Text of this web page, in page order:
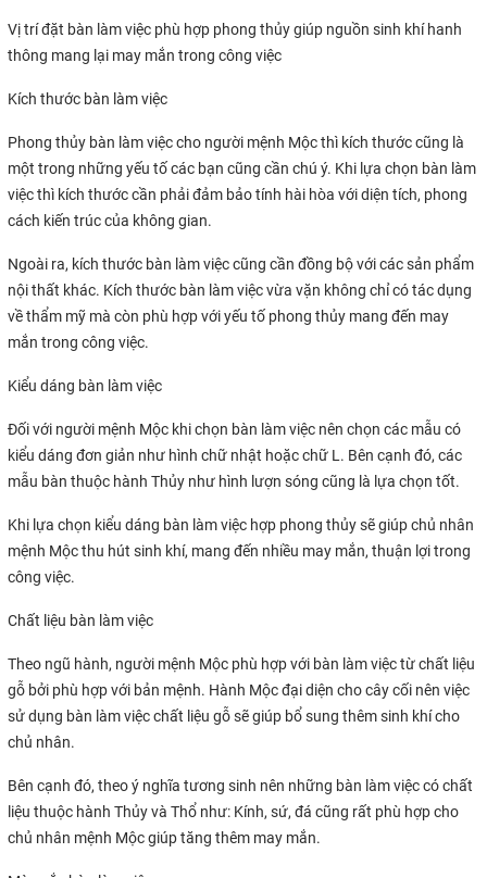
Vị trí đặt bàn làm việc phù hợp phong thủy giúp nguồn sinh khí hanh
thông mang lại may mắn trong công việc
Kích thước bàn làm việc
Phong thủy bàn làm việc cho người mệnh Mộc thì kích thước cũng là
một trong những yếu tố các bạn cũng cần chú ý. Khi lựa chọn bàn làm
việc thì kích thước cần phải đảm bảo tính hài hòa với diện tích, phong
cách kiến trúc của không gian.
Ngoài ra, kích thước bàn làm việc cũng cần đồng bộ với các sản phẩm
nội thất khác. Kích thước bàn làm việc vừa vặn không chỉ có tác dụng
về thẩm mỹ mà còn phù hợp với yếu tố phong thủy mang đến may
mắn trong công việc.
Kiểu dáng bàn làm việc
Đối với người mệnh Mộc khi chọn bàn làm việc nên chọn các mẫu có
kiểu dáng đơn giản như hình chữ nhật hoặc chữ L. Bên cạnh đó, các
mẫu bàn thuộc hành Thủy như hình lượn sóng cũng là lựa chọn tốt.
Khi lựa chọn kiểu dáng bàn làm việc hợp phong thủy sẽ giúp chủ nhân
mệnh Mộc thu hút sinh khí, mang đến nhiều may mắn, thuận lợi trong
công việc.
Chất liệu bàn làm việc
Theo ngũ hành, người mệnh Mộc phù hợp với bàn làm việc từ chất liệu
gỗ bởi phù hợp với bản mệnh. Hành Mộc đại diện cho cây cối nên việc
sử dụng bàn làm việc chất liệu gỗ sẽ giúp bổ sung thêm sinh khí cho
chủ nhân.
Bên cạnh đó, theo ý nghĩa tương sinh nên những bàn làm việc có chất
liệu thuộc hành Thủy và Thổ như: Kính, sứ, đá cũng rất phù hợp cho
chủ nhân mệnh Mộc giúp tăng thêm may mắn.